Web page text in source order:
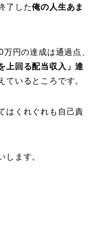
了した俺の人生あま
円の達成は通過点、
上回る配当収入」達
ているところです。
はくれぐれも自己責
します。